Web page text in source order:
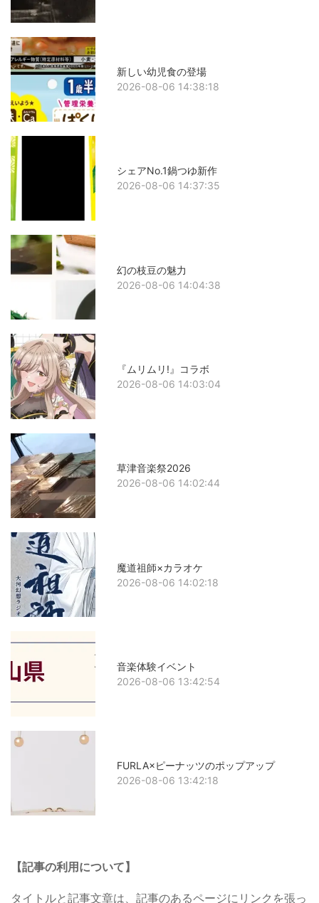
新しい幼児食の登場
2026-08-06 14:38:18
シェアNo.1鍋つゆ新作
2026-08-06 14:37:35
幻の枝豆の魅力
2026-08-06 14:04:38
『ムリムリ!』コラボ
2026-08-06 14:03:04
草津音楽祭2026
2026-08-06 14:02:44
魔道祖師×カラオケ
2026-08-06 14:02:18
音楽体験イベント
2026-08-06 13:42:54
FURLA×ピーナッツのポップアップ
2026-08-06 13:42:18
【記事の利用について】
タイトルと記事文章は、記事のあるページにリンクを張っ